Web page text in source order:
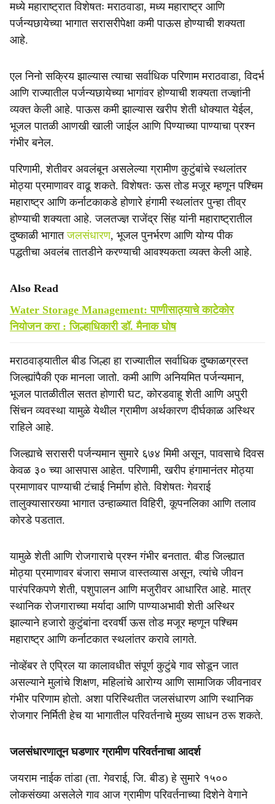
मध्ये महाराष्ट्रात विशेषतः मराठवाडा, मध्य महाराष्ट्र आणि
पर्जन्यछायेच्या भागात सरासरीपेक्षा कमी पाऊस होण्याची शक्यता
आहे.
एल निनो सक्रिय झाल्यास त्याचा सर्वाधिक परिणाम मराठवाडा, विदर्भ
आणि राज्यातील पर्जन्यछायेच्या भागांवर होण्याची शक्यता तज्ज्ञांनी
व्यक्त केली आहे. पाऊस कमी झाल्यास खरीप शेती धोक्यात येईल,
भूजल पातळी आणखी खाली जाईल आणि पिण्याच्या पाण्याचा प्रश्न
गंभीर बनेल.
परिणामी, शेतीवर अवलंबून असलेल्या ग्रामीण कुटुंबांचे स्थलांतर
मोठ्या प्रमाणावर वाढू शकते. विशेषतः ऊस तोड मजूर म्हणून पश्चिम
महाराष्ट्र आणि कर्नाटकाकडे होणारे हंगामी स्थलांतर पुन्हा तीव्र
होण्याची शक्यता आहे. जलतज्ज्ञ राजेंद्र सिंह यांनी महाराष्ट्रातील
दुष्काळी भागातजलसंधारण, भूजल पुनर्भरण आणि योग्य पीक
पद्धतीचा अवलंब तातडीने करण्याची आवश्यकता व्यक्त केली आहे.
Also Read
Water Storage Management: पाणीसाठ्याचे काटेकोर
नियोजन करा : जिल्हाधिकारी डॉ. मैनाक घोष
मराठवाड्यातील बीड जिल्हा हा राज्यातील सर्वाधिक दुष्काळग्रस्त
जिल्ह्यांपैकी एक मानला जातो. कमी आणि अनियमित पर्जन्यमान,
भूजल पातळीतील सतत होणारी घट, कोरडवाहू शेती आणि अपुरी
सिंचन व्यवस्था यामुळे येथील ग्रामीण अर्थकारण दीर्घकाळ अस्थिर
राहिले आहे.
जिल्ह्याचे सरासरी पर्जन्यमान सुमारे ६७४ मिमी असून, पावसाचे दिवस
केवळ ३० च्या आसपास आहेत. परिणामी, खरीप हंगामानंतर मोठ्या
प्रमाणावर पाण्याची टंचाई निर्माण होते. विशेषतः गेवराई
तालुक्यासारख्या भागात उन्हाळ्यात विहिरी, कूपनलिका आणि तलाव
कोरडे पडतात.
यामुळे शेती आणि रोजगाराचे प्रश्न गंभीर बनतात. बीड जिल्ह्यात
मोठ्या प्रमाणावर बंजारा समाज वास्तव्यास असून, त्यांचे जीवन
पारंपरिकपणे शेती, पशुपालन आणि मजुरीवर आधारित आहे. मात्र
स्थानिक रोजगाराच्या मर्यादा आणि पाण्याअभावी शेती अस्थिर
झाल्याने हजारो कुटुंबांना दरवर्षी ऊस तोड मजूर म्हणून पश्चिम
महाराष्ट्र आणि कर्नाटकात स्थलांतर करावे लागते.
नोव्हेंबर ते एप्रिल या कालावधीत संपूर्ण कुटुंबे गाव सोडून जात
असल्याने मुलांचे शिक्षण, महिलांचे आरोग्य आणि सामाजिक जीवनावर
गंभीर परिणाम होतो. अशा परिस्थितीत जलसंधारण आणि स्थानिक
रोजगार निर्मिती हेच या भागातील परिवर्तनाचे मुख्य साधन ठरू शकते.
जलसंधारणातून घडणार ग्रामीण परिवर्तनाचा आदर्श
जयराम नाईक तांडा (ता. गेवराई, जि. बीड) हे सुमारे १५००
लोकसंख्या असलेले गाव आज ग्रामीण परिवर्तनाच्या दिशेने वेगाने